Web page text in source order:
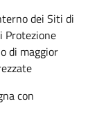
dei Siti di
Protezione
di maggior
con